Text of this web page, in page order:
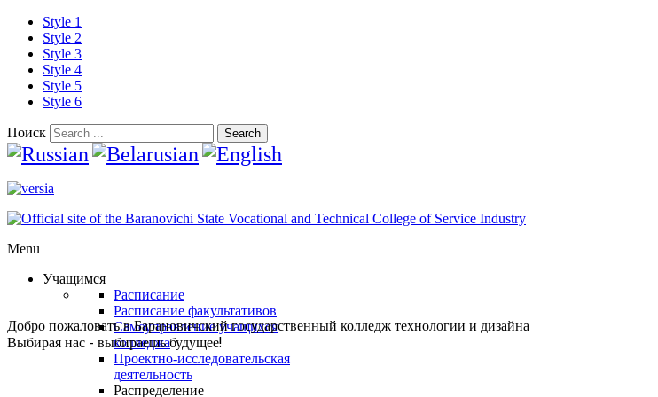
Style 1
Style 2
Style 3
Style 4
Style 5
Style 6
Поиск Search
Menu
Учащимся
Расписание
Расписание факультативов
Самоуправление учащихся
колледжа
Проектно-исследовательская
деятельность
Распределение
Добро пожаловать в Барановичский государственный колледж технологии и дизайна
Выбирая нас - выбираешь будущее!